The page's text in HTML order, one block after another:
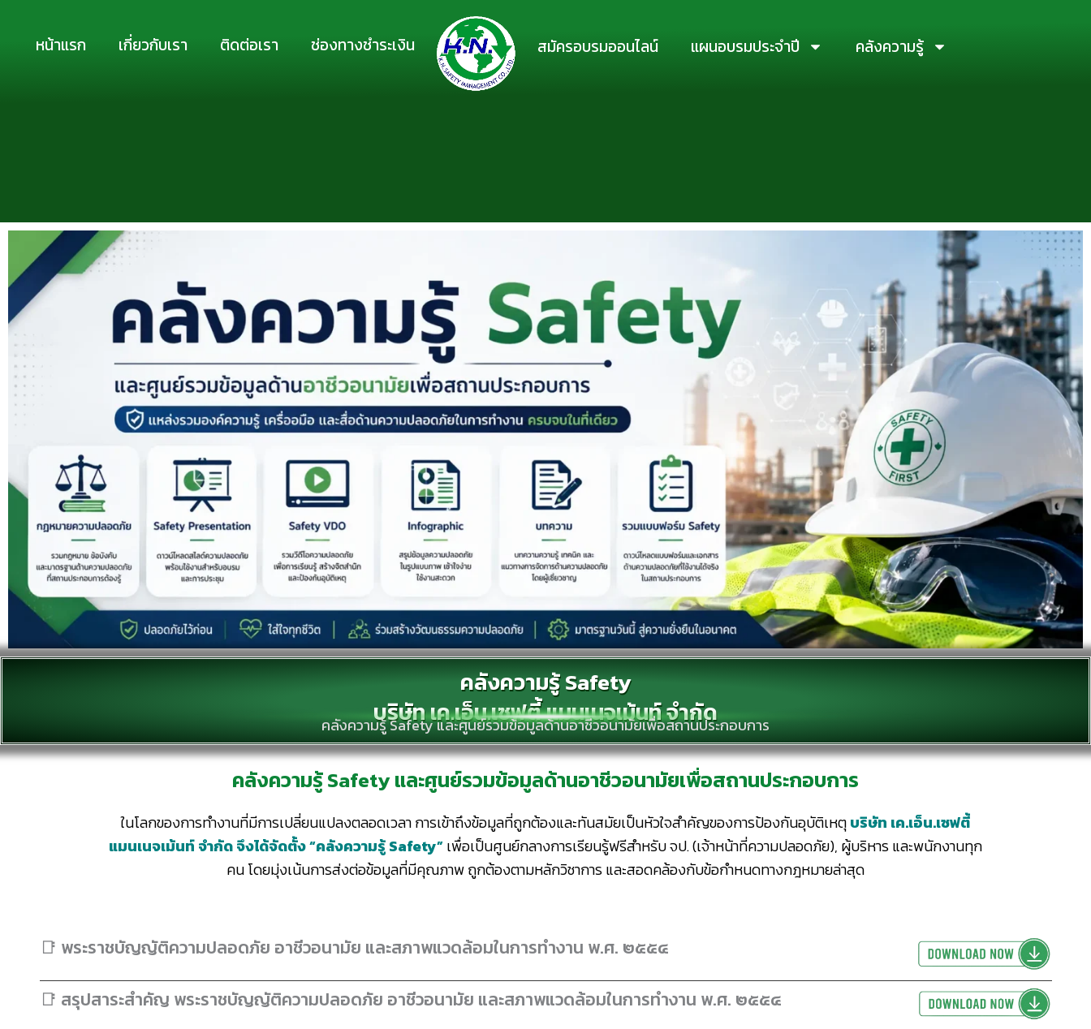
หน้าแรก เกี่ยวกับเรา ติดต่อเรา ช่องทางชำระเงิน สมัครอบรมออนไลน์ แผนอบรมประจำปี คลังความรู้
คลังความรู้ Safety
บริษัท เค.เอ็น.เซฟตี้ แมนเนจเม้นท์ จำกัด
คลังความรู้ Safety และศูนย์รวมข้อมูลด้านอาชีวอนามัยเพื่อสถานประกอบการ
คลังความรู้ Safety และศูนย์รวมข้อมูลด้านอาชีวอนามัยเพื่อสถานประกอบการ
ในโลกของการทำงานที่มีการเปลี่ยนแปลงตลอดเวลา การเข้าถึงข้อมูลที่ถูกต้องและทันสมัยเป็นหัวใจสำคัญของการป้องกันอุบัติเหตุบริษัท เค.เอ็น.เซฟตี้
แมนเนจเม้นท์ จำกัดจึงได้จัดตั้ง “คลังความรู้Safety”เพื่อเป็นศูนย์กลางการเรียนรู้ฟรีสำหรับ จป. (เจ้าหน้าที่ความปลอดภัย), ผู้บริหาร และพนักงานทุก
คน โดยมุ่งเน้นการส่งต่อข้อมูลที่มีคุณภาพ ถูกต้องตามหลักวิชาการ และสอดคล้องกับข้อกำหนดทางกฎหมายล่าสุด
📑 พระราชบัญญัติความปลอดภัย อาชีวอนามัย และสภาพแวดล้อมในการทํางาน พ.ศ. ๒๕๕๔
📑 สรุปสาระสำคัญ พระราชบัญญัติความปลอดภัย อาชีวอนามัย และสภาพแวดล้อมในการทำงาน พ.ศ. ๒๕๕๔